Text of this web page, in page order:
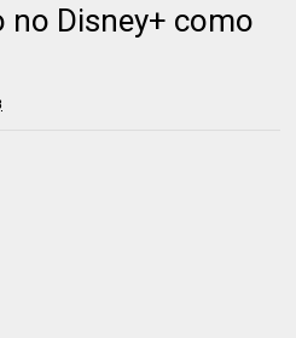
no Disney+ como